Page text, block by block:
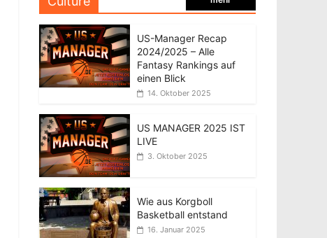
US-Manager Recap
2024/2025 – Alle
Fantasy Rankings auf
einen Blick
14. Oktober 2025
US MANAGER 2025 IST
LIVE
3. Oktober 2025
Wie aus Korgboll
Basketball entstand
16. Januar 2025